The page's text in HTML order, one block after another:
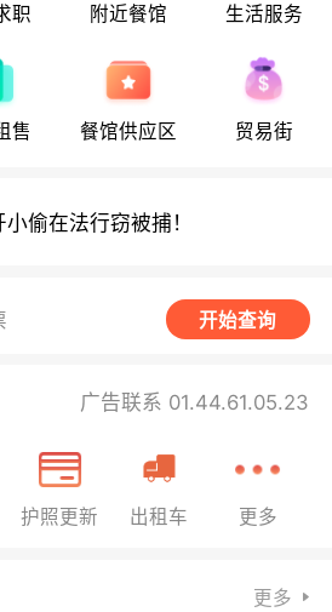
职 附近餐馆 生活服务
售 餐馆供应区 贸易街
小偷在法行窃被捕！
小偷在法行窃被捕！
小偷在法行窃被捕！ 开始查询
广告联系 01.44.61.05.23
护照更新 出租车 更多
更多